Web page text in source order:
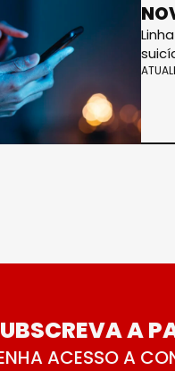
A
ACESSO A